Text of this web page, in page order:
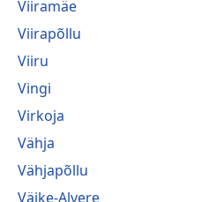
Viiramäe
Viirapõllu
Viiru
Vingi
Virkoja
Vähja
Vähjapõllu
Väike-Alvere